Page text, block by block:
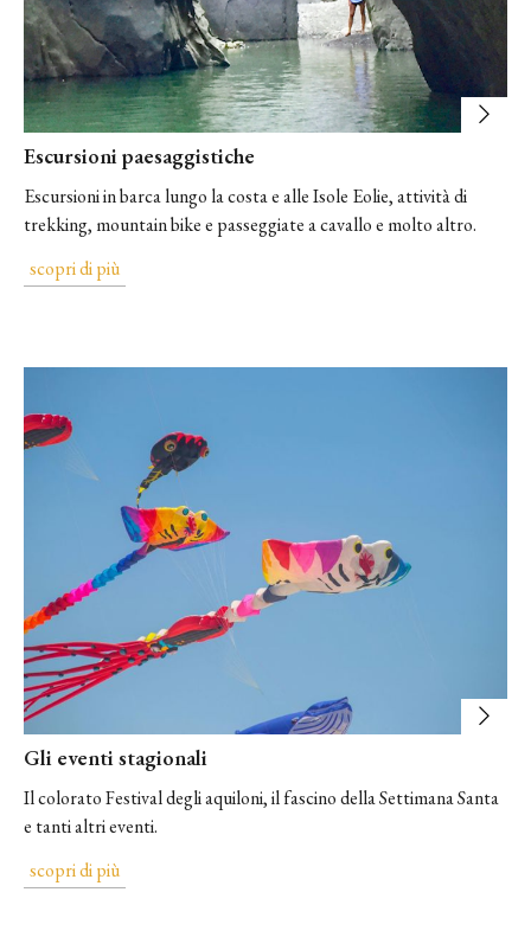
Escursioni paesaggistiche
Escursioni in barca lungo la costa e alle Isole Eolie, attività di
trekking, mountain bike e passeggiate a cavallo e molto altro.
scopri di più
Gli eventi stagionali
Il colorato Festival degli aquiloni, il fascino della Settimana Santa
e tanti altri eventi.
scopri di più